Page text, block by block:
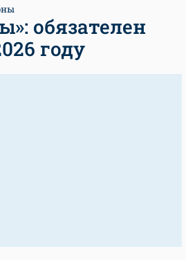
обязателен
году